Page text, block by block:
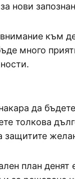
нови
към
много
да
толкова
защитите
план денят